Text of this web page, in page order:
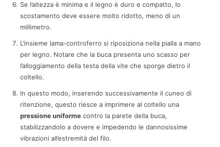
Se l’altezza è minima e il legno è duro e compatto, lo
scostamento deve essere molto ridotto, meno di un
millimetro.
L’insieme lama-controferro si riposiziona nella pialla a mano
per legno. Notare che la buca presenta uno scasso per
l’alloggiamento della testa della vite che sporge dietro il
coltello.
In questo modo, inserendo successivamente il cuneo di
ritenzione, questo riesce a imprimere al coltello una
pressione uniforme contro la parete della buca,
stabilizzandolo a dovere e impedendo le dannosissime
vibrazioni all’estremità del filo.